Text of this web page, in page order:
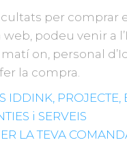
per comprar
web, podeu venir a
matí on, personal
la compra.
IDDINK, PROJECTE,
i SERVEIS
LA TEVA